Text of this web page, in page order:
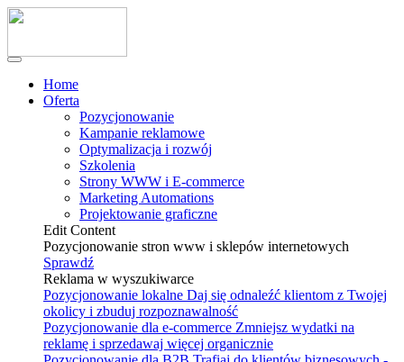
Home
Oferta
Pozycjonowanie
Kampanie reklamowe
Optymalizacja i rozwój
Szkolenia
Strony WWW i E-commerce
Marketing Automations
Projektowanie graficzne
Edit Content
Pozycjonowanie stron www i sklepów internetowych
Sprawdź
Reklama w wyszukiwarce
Pozycjonowanie lokalne Daj się odnaleźć klientom z Twojej
okolicy i zbuduj rozpoznawalność
Pozycjonowanie dla e-commerce Zmniejsz wydatki na
reklamę i sprzedawaj więcej organicznie